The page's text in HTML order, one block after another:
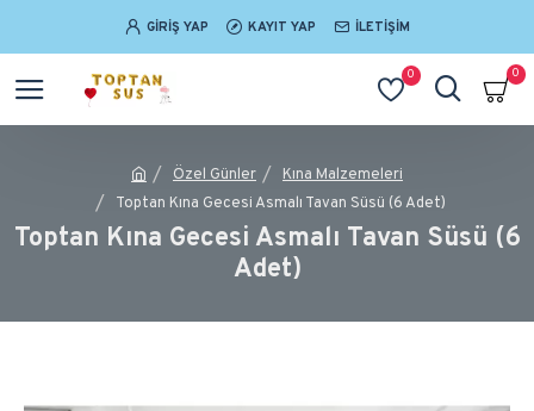
GIRIŞ YAP KAYIT YAP İLETIŞIM
0 0
Özel Günler
Kına Malzemeleri
Toptan Kına Gecesi Asmalı Tavan Süsü (6 Adet)
Toptan Kına Gecesi Asmalı Tavan Süsü (6
Adet)